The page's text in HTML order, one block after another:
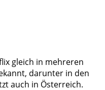
gleich in mehreren
darunter in den
auch in Österreich.